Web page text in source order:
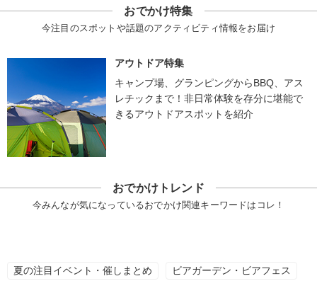
おでかけ特集
今注目のスポットや話題のアクティビティ情報をお届け
アウトドア特集
キャンプ場、グランピングからBBQ、アス
レチックまで！非日常体験を存分に堪能で
きるアウトドアスポットを紹介
おでかけトレンド
今みんなが気になっているおでかけ関連キーワードはコレ！
夏の注目イベント・催しまとめ ビアガーデン・ビアフェス